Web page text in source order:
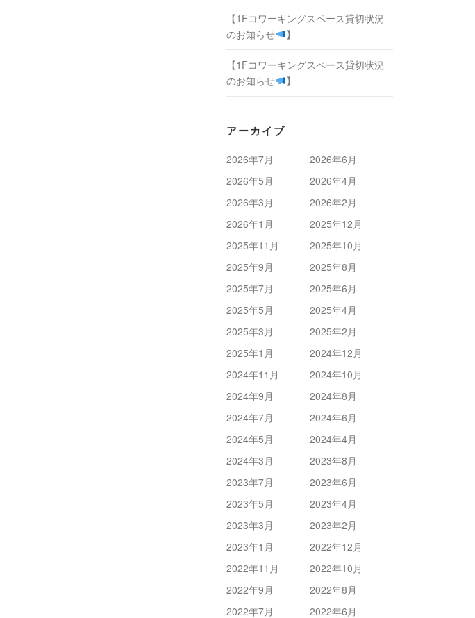
【1Fコワーキングスペース貸切状況
のお知らせ
】
【1Fコワーキングスペース貸切状況
のお知らせ
】
アーカイブ
2026年7月
2026年6月
2026年5月
2026年4月
2026年3月
2026年2月
2026年1月
2025年12月
2025年11月
2025年10月
2025年9月
2025年8月
2025年7月
2025年6月
2025年5月
2025年4月
2025年3月
2025年2月
2025年1月
2024年12月
2024年11月
2024年10月
2024年9月
2024年8月
2024年7月
2024年6月
2024年5月
2024年4月
2024年3月
2023年8月
2023年7月
2023年6月
2023年5月
2023年4月
2023年3月
2023年2月
2023年1月
2022年12月
2022年11月
2022年10月
2022年9月
2022年8月
2022年7月
2022年6月